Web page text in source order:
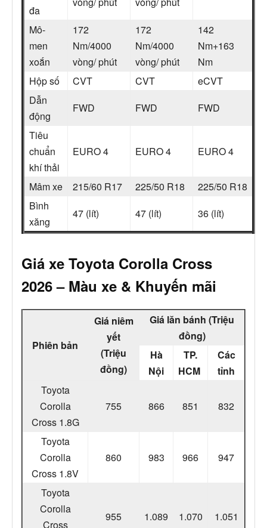
đa
Mô-
men
xoắn
172
Nm/4000
vòng/ phút
172
Nm/4000
vòng/ phút
142
Nm+163
Nm
Hộp số
CVT CVT
eCVT
Dẫn
động
FWD FWD
FWD
Tiêu
chuẩn
khí thải
EURO 4 EURO 4 EURO 4
Mâm xe 215/60 R17 225/50 R18
225/50 R18
Bình
xăng
47 (lít) 47 (lít) 36 (lít)
Giá xe Toyota Corolla Cross
2026 – Màu xe & Khuyến mãi
Phiên bản
Giá niêm
yết
(Triệu
đồng)
Giá lăn bánh (Triệu
đồng)
Hà
Nội
TP.
HCM
Các
tỉnh
Toyota
Corolla
Cross 1.8G
755 866 851 832
Toyota
Corolla
Cross 1.8V
860 983 966 947
Toyota
Corolla
Cross
955 1.089 1.070 1.051